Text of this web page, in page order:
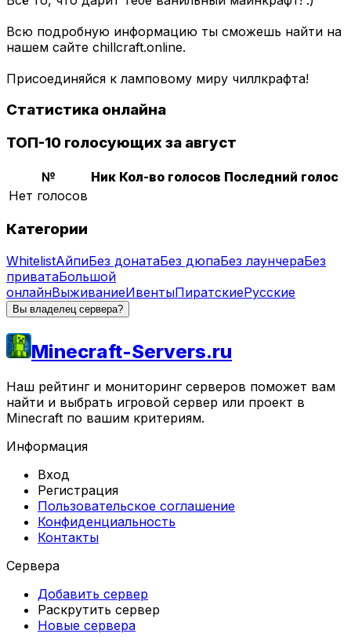
Всю подробную информацию ты сможешь найти на
нашем сайте chillcraft.online.
Присоединяйся к ламповому миру чиллкрафта!
Статистика онлайна
ТОП-10 голосующих за август
№ Ник Кол-во голосов Последний голос
Нет голосов
Категории
WhitelistАйпиБез донатаБез дюпаБез лаунчераБез
приватаБольшой
онлайнВыживаниеИвентыПиратскиеРусские
Вы владелец сервера?
Minecraft-Servers.ru
Наш рейтинг и мониторинг серверов поможет вам
найти и выбрать игровой сервер или проект в
Minecraft по вашим критериям.
Информация
Вход
Регистрация
Пользовательское соглашение
Конфиденциальность
Контакты
Сервера
Добавить сервер
Раскрутить сервер
Новые сервера